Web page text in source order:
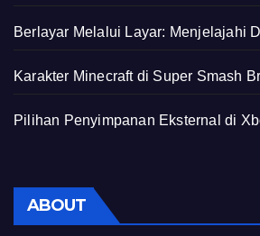
Berlayar Melalui Layar: Menjelajahi
Karakter Minecraft di Super Smash
Pilihan Penyimpanan Eksternal di
ABOUT